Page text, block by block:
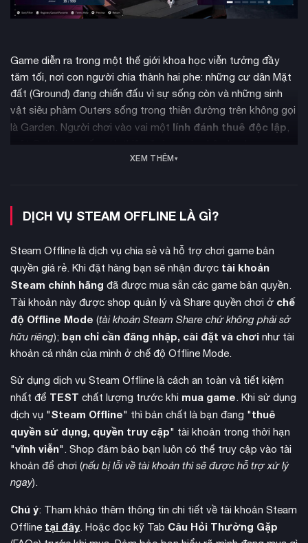
Game diễn ra trong một thế giới khoa học viễn tưởng đầy
tăm tối, nơi con người chia thành hai phe: những cư dân Mặt
đất (Ground) đang chiến đấu vì sự sống còn và những sinh
vật siêu phàm Outers sống trong thiên đường trên không gọi
là Garden. Người chơi vào vai một lính đánh thuê độc lập
kháng chiến Reclaimers để chống lại chính phủ quân sự độc
Điểm nổi bật nhất của Titanic Scion là chế độthế giới mở
rộng lớncho phép khám phá tự do. Người chơi có thể di
chuyển bằng bộ giáp Arsenal trên không, đi bộ khám phá địa
hình, hoặc thậm chí cưỡi ngựa ngoài hành tinh để băng qua
đồng bằng, đầm lầy và núi non. Hệ thống chiến đấu nhịp độ
nhanh kết hợp hoàn hảo giữa
cơ chế thu thập trang bị từ kẻ thù bị đánh bại.
XEM THÊM
DỊCH VỤ STEAM OFFLINE LÀ GÌ?
Steam Offline là dịch vụ chia sẻ và hỗ trợ chơi game bản
quyền giá rẻ. Khi đặt hàng bạn sẽ nhận được tài khoản
Steam chính hãng đã được mua sẵn các game bản quyền.
Tài khoản này được shop quản lý và Share quyền chơi ở chế
độ Offline Mode (tài khoản Steam Share chứ không phải sở
hữu riêng); bạn chỉ cần đăng nhập, cài đặt và chơi như tài
khoản cá nhân của mình ở chế độ Offline Mode.
Sử dụng dịch vụ Steam Offline là cách an toàn và tiết kiệm
nhất để TEST chất lượng trước khi mua game. Khi sử dụng
dịch vụ "Steam Offline" thì bản chất là bạn đang "thuê
quyền sử dụng, quyền truy cập" tài khoản trong thời hạn
"vĩnh viễn". Shop đảm bảo bạn luôn có thể truy cập vào tài
khoản để chơi (nếu bị lỗi về tài khoản thì sẽ được hỗ trợ xử lý
ngay).
Chú ý: Tham khảo thêm thông tin chi tiết về tài khoản Steam
Offline tại đây. Hoặc đọc kỹ Tab Câu Hỏi Thường Gặp